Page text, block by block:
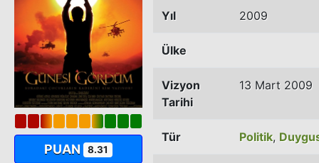
PUAN 8.31
Yıl 2009
Ülke
Vizyon
Tarihi
13 Mart 2009
Tür Politik,